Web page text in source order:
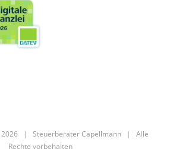
2026 | Steuerberater Capellmann | Alle
Rechte vorbehalten